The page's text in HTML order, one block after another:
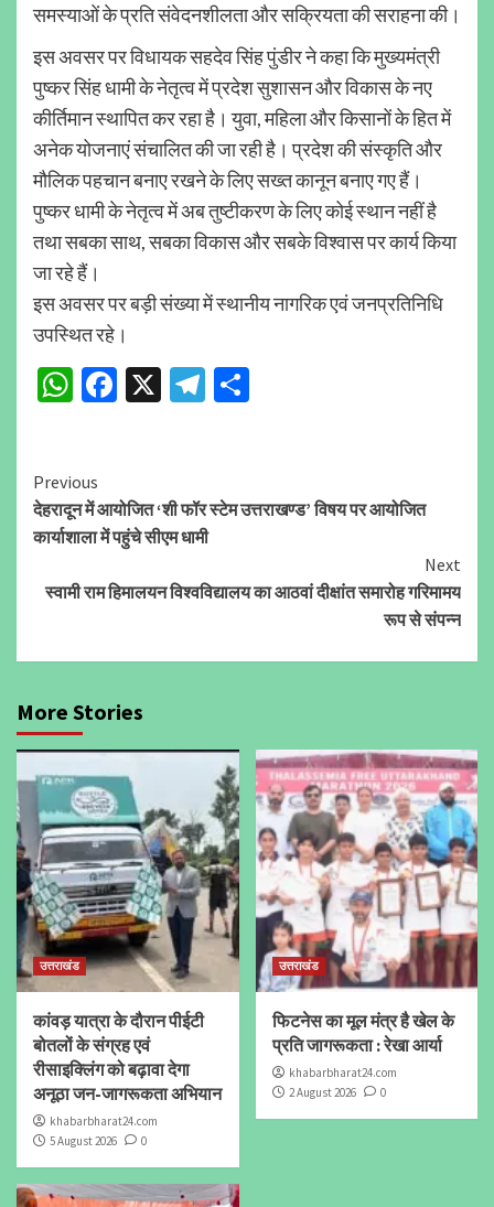
समस्याओं के प्रति संवेदनशीलता और सक्रियता की सराहना की।
इस अवसर पर विधायक सहदेव सिंह पुंडीर ने कहा कि मुख्यमंत्री
पुष्कर सिंह धामी के नेतृत्व में प्रदेश सुशासन और विकास के नए
कीर्तिमान स्थापित कर रहा है। युवा, महिला और किसानों के हित में
अनेक योजनाएं संचालित की जा रही है। प्रदेश की संस्कृति और
मौलिक पहचान बनाए रखने के लिए सख्त कानून बनाए गए हैं।
पुष्कर धामी के नेतृत्व में अब तुष्टीकरण के लिए कोई स्थान नहीं है
तथा सबका साथ, सबका विकास और सबके विश्वास पर कार्य किया
जा रहे हैं।
इस अवसर पर बड़ी संख्या में स्थानीय नागरिक एवं जनप्रतिनिधि
उपस्थित रहे।
WhatsApp
Facebook
X Telegram
Continue
Reading
Previous
देहरादून में आयोजित ‘शी फॉर स्टेम उत्तराखण्ड’ विषय पर आयोजित
कार्याशाला में पहुंचे सीएम धामी
Next
स्वामी राम हिमालयन विश्वविद्यालय का आठवां दीक्षांत समारोह गरिमामय
रूप से संपन्न
More Stories
उत्तराखंड
कांवड़ यात्रा के दौरान पीईटी
बोतलों के संग्रह एवं
रीसाइक्लिंग को बढ़ावा देगा
अनूठा जन-जागरूकता अभियान
khabarbharat24.com
5 August 2026
0
उत्तराखंड
फिटनेस का मूल मंत्र है खेल के
प्रति जागरूकता : रेखा आर्या
khabarbharat24.com
2 August 2026
0